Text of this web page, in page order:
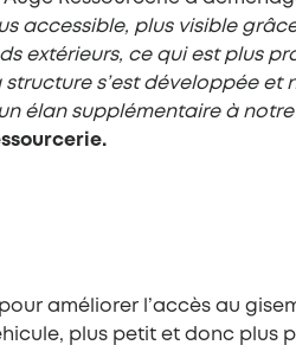
accessible, plus visible
extérieurs, ce qui est plus
s’est développée et
élan supplémentaire à
améliorer l’accès au
plus petit et donc plus